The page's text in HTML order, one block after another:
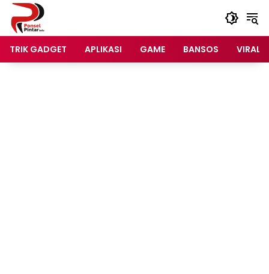
Langsung
konten
TRIK GADGET
APLIKASI GAME BANSOS VIRAL